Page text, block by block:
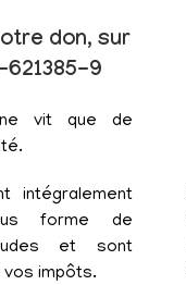
don, sur
621385-9
ne vit que de
intégralement
forme de
et sont
impôts.